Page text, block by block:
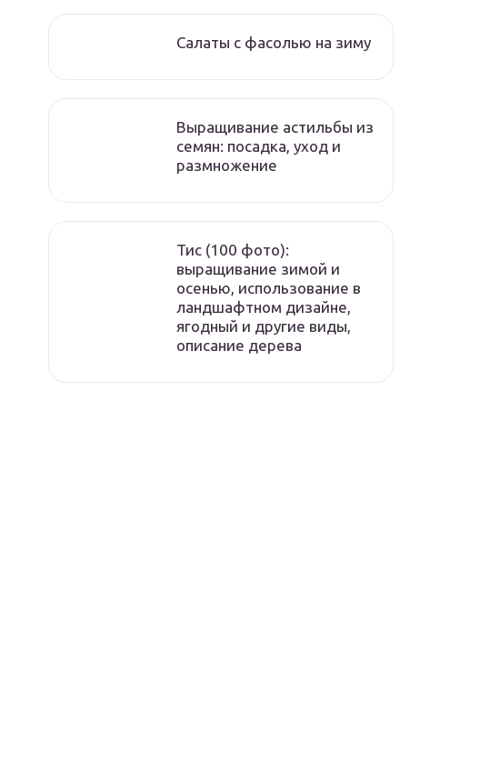
Салаты с фасолью на зиму
Выращивание астильбы из
семян: посадка, уход и
размножение
Тис (100 фото):
выращивание зимой и
осенью, использование в
ландшафтном дизайне,
ягодный и другие виды,
описание дерева